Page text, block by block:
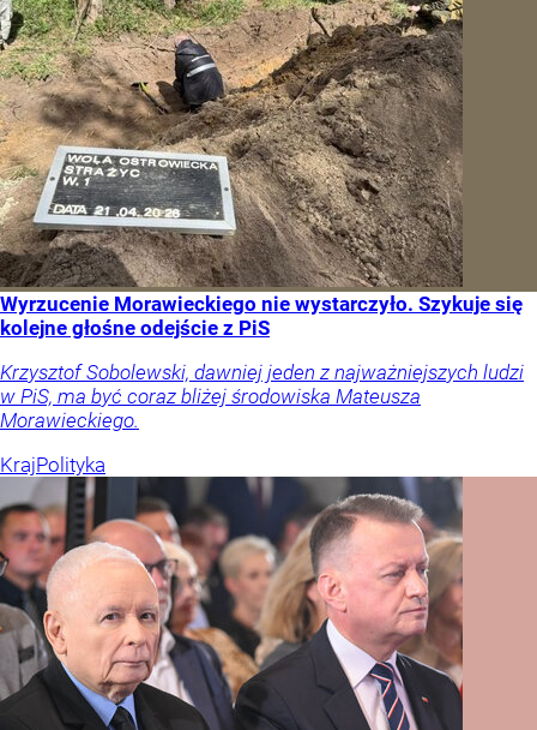
Wyrzucenie Morawieckiego nie wystarczyło. Szykuje się
kolejne głośne odejście z PiS
Krzysztof Sobolewski, dawniej jeden z najważniejszych ludzi
w PiS, ma być coraz bliżej środowiska Mateusza
Morawieckiego.
KrajPolityka